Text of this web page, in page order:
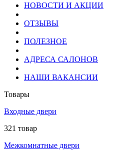
НОВОСТИ И АКЦИИ
ОТЗЫВЫ
ПОЛЕЗНОЕ
АДРЕСА САЛОНОВ
НАШИ ВАКАНСИИ
Товары
Входные двери
321 товар
Межкомнатные двери